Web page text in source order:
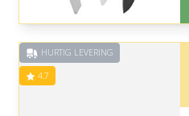
HURTIG LEVERING
4.7